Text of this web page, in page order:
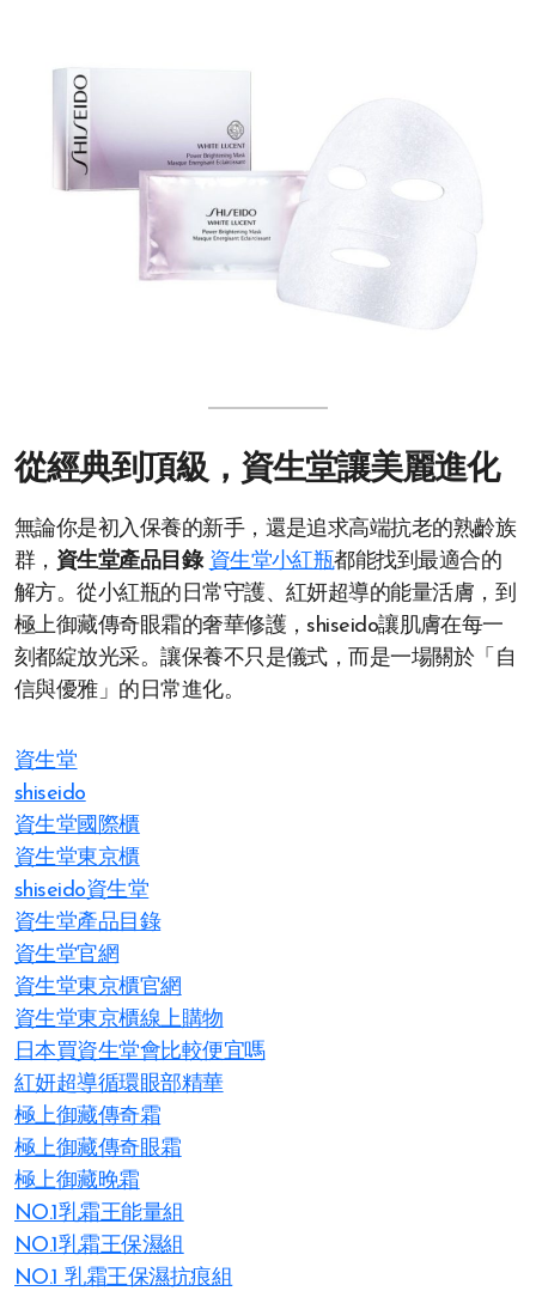
從經典到頂級，資生堂讓美麗進化
無論你是初入保養的新手，還是追求高端抗老的熟齡族
群， 資生堂產品目錄 資生堂小紅瓶都能找到最適合的
解方。從小紅瓶的日常守護、紅妍超導的能量活膚，到
極上御藏傳奇眼霜的奢華修護，shiseido讓肌膚在每一
刻都綻放光采。讓保養不只是儀式，而是一場關於「自
信與優雅」的日常進化。
資生堂
shiseido
資生堂國際櫃
資生堂東京櫃
shiseido資生堂
資生堂產品目錄
資生堂官網
資生堂東京櫃官網
資生堂東京櫃線上購物
日本買資生堂會比較便宜嗎
紅妍超導循環眼部精華
極上御藏傳奇霜
極上御藏傳奇眼霜
極上御藏晚霜
NO.1乳霜王能量組
NO.1乳霜王保濕組
NO.1 乳霜王保濕抗痕組